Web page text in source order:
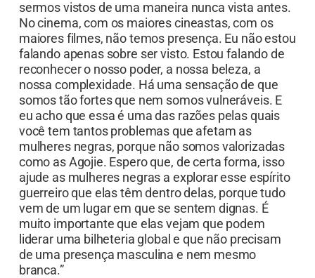
sermos vistos de uma maneira nunca vista antes.
No cinema, com os maiores cineastas, com os
maiores filmes, não temos presença. Eu não estou
falando apenas sobre ser visto. Estou falando de
reconhecer o nosso poder, a nossa beleza, a
nossa complexidade. Há uma sensação de que
somos tão fortes que nem somos vulneráveis. E
eu acho que essa é uma das razões pelas quais
você tem tantos problemas que afetam as
mulheres negras, porque não somos valorizadas
como as Agojie. Espero que, de certa forma, isso
ajude as mulheres negras a explorar esse espírito
guerreiro que elas têm dentro delas, porque tudo
vem de um lugar em que se sentem dignas. É
muito importante que elas vejam que podem
liderar uma bilheteria global e que não precisam
de uma presença masculina e nem mesmo
branca.”